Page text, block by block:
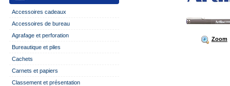
Accessoires cadeaux
Accessoires de bureau
Agrafage et perforation
Bureautique et piles
Cachets
Carnets et papiers
Classement et présentation
Zoom